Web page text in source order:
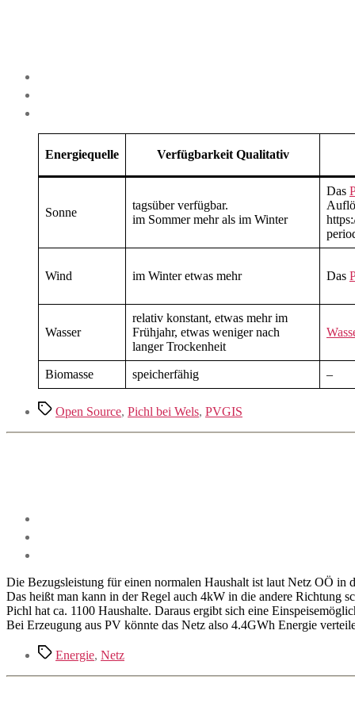
Energiequelle Verfügbarkeit Qualitativ
Sonne
tagsüber verfügbar.
im Sommer mehr als im Winter
Das
Wind im Winter etwas mehr Das
Wasser
relativ konstant, etwas mehr im
Frühjahr, etwas weniger nach
langer Trockenheit
Biomasse speicherfähig –
Schlagwörter
Open Source, Pichl bei Wels, PVGIS
Die Bezugsleistung für einen normalen Haushalt ist laut Netz OÖ in
Das heißt man kann in der Regel auch 4kW in die andere Richtung
Pichl hat ca. 1100 Haushalte. Daraus ergibt sich eine
Bei Erzeugung aus PV könnte das Netz also 4.4GWh Energie
Schlagwörter
Energie, Netz